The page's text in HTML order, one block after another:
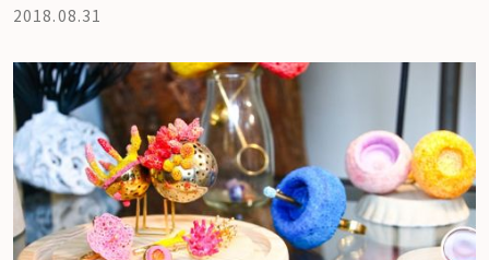
2018.08.31